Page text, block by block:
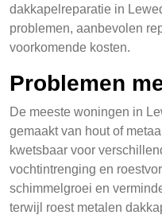
dakkapelreparatie in
problemen, aanbevolen
voorkomende kosten.
Problemen
De meeste woningen in
gemaakt van hout of
kwetsbaar voor
vochtintrenging en
schimmelgroei en
terwijl roest metalen